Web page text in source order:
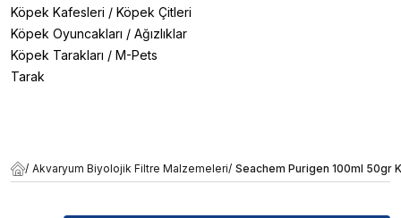
Köpek Kafesleri / Köpek Çitleri
Köpek Oyuncakları / Ağızlıklar
Köpek Tarakları / M-Pets
Tarak
/ Akvaryum Biyolojik Filtre Malzemeleri/ Seachem Purigen 100ml 50gr